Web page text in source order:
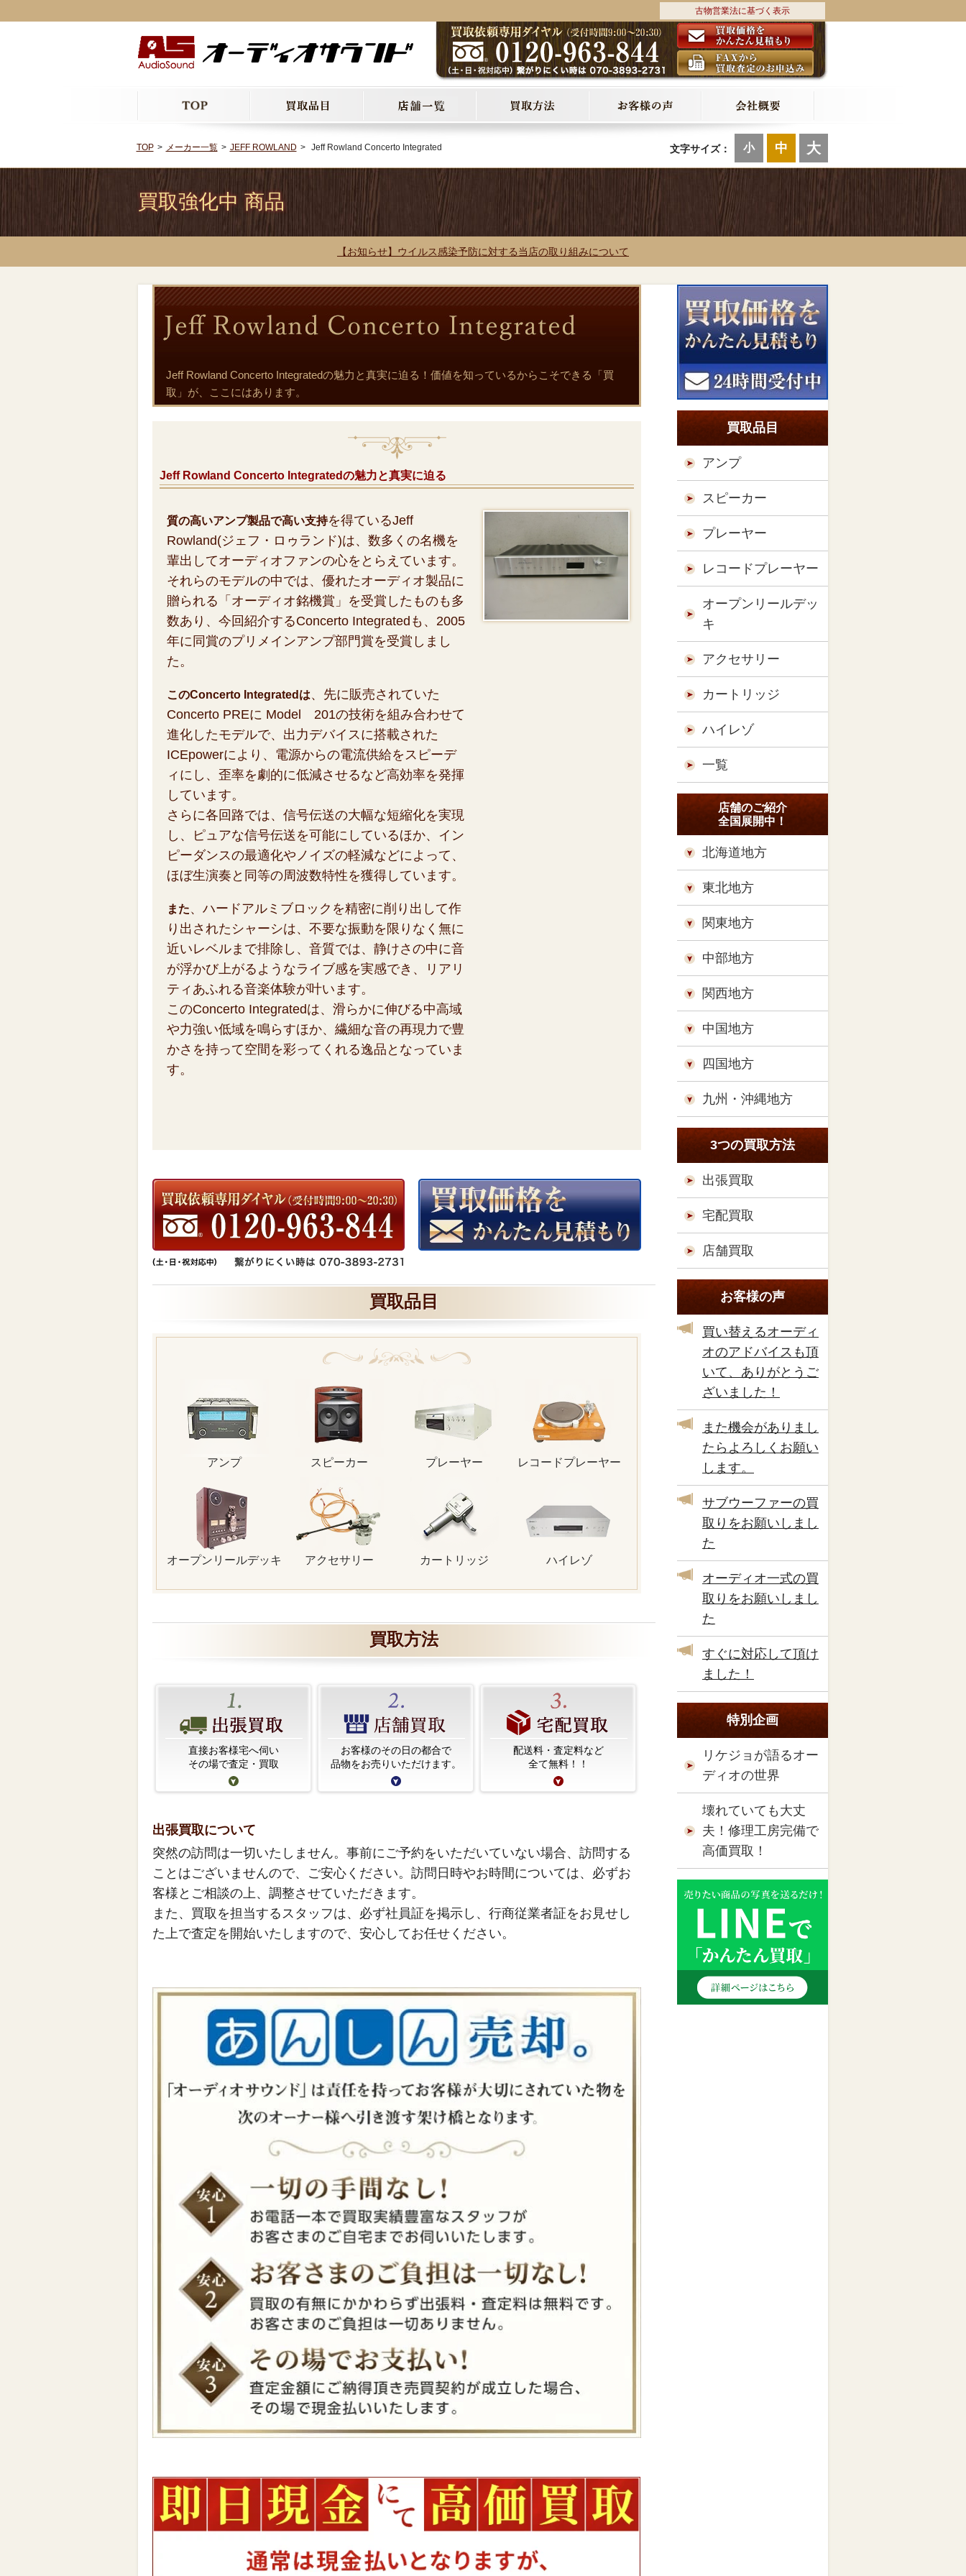
古物営業法に基づく表示
文字サイズ： 小 中 大
TOP メーカー一覧 JEFF ROWLAND Jeff Rowland Concerto Integrated
買取強化中 商品
【お知らせ】ウイルス感染予防に対する当店の取り組みについて
Jeff Rowland Concerto Integratedの魅力と真実に迫る！価値を知っているからこそできる「買
取」が、ここにはあります。
Jeff Rowland Concerto Integratedの魅力と真実に迫る
質の高いアンプ製品で高い支持を得ているJeff
Rowland(ジェフ・ロゥランド)は、数多くの名機を
輩出してオーディオファンの心をとらえています。
それらのモデルの中では、優れたオーディオ製品に
贈られる「オーディオ銘機賞」を受賞したものも多
数あり、今回紹介するConcerto Integratedも、2005
年に同賞のプリメインアンプ部門賞を受賞しまし
た。
このConcerto Integratedは、先に販売されていた
Concerto PREに Model 201の技術を組み合わせて
進化したモデルで、出力デバイスに搭載された
ICEpowerにより、電源からの電流供給をスピーデ
ィにし、歪率を劇的に低減させるなど高効率を発揮
しています。
さらに各回路では、信号伝送の大幅な短縮化を実現
し、ピュアな信号伝送を可能にしているほか、イン
ピーダンスの最適化やノイズの軽減などによって、
ほぼ生演奏と同等の周波数特性を獲得しています。
また、ハードアルミブロックを精密に削り出して作
り出されたシャーシは、不要な振動を限りなく無に
近いレベルまで排除し、音質では、静けさの中に音
が浮かび上がるようなライブ感を実感でき、リアリ
ティあふれる音楽体験が叶います。
このConcerto Integratedは、滑らかに伸びる中高域
や力強い低域を鳴らすほか、繊細な音の再現力で豊
かさを持って空間を彩ってくれる逸品となっていま
す。
買取品目
アンプ スピーカー プレーヤー レコードプレーヤー
オープンリールデッキ アクセサリー カートリッジ ハイレゾ
買取方法
直接お客様宅へ伺い
その場で査定・買取
お客様のその日の都合で
品物をお売りいただけます。
配送料・査定料など
全て無料！！
出張買取について
突然の訪問は一切いたしません。事前にご予約をいただいていない場合、訪問する
ことはございませんので、ご安心ください。訪問日時やお時間については、必ずお
客様とご相談の上、調整させていただきます。
また、買取を担当するスタッフは、必ず社員証を掲示し、行商従業者証をお見せし
た上で査定を開始いたしますので、安心してお任せください。
買取品目
アンプ
スピーカー
プレーヤー
レコードプレーヤー
オープンリールデッ
キ
アクセサリー
カートリッジ
ハイレゾ
一覧
店舗のご紹介
全国展開中！
北海道地方
東北地方
関東地方
中部地方
関西地方
中国地方
四国地方
九州・沖縄地方
3つの買取方法
出張買取
宅配買取
店舗買取
お客様の声
買い替えるオーディ
オのアドバイスも頂
いて、ありがとうご
ざいました！
また機会がありまし
たらよろしくお願い
します。
サブウーファーの買
取りをお願いしまし
た
オーディオ一式の買
取りをお願いしまし
た
すぐに対応して頂け
ました！
特別企画
リケジョが語るオー
ディオの世界
壊れていても大丈
夫！修理工房完備で
高価買取！